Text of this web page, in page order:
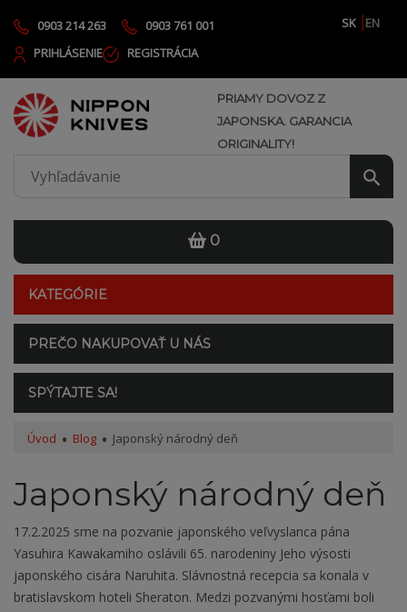
0903 214 263 0903 761 001 SK
EN
PRIHLÁSENIE
REGISTRÁCIA
PRIAMY DOVOZ Z
JAPONSKA. GARANCIA
ORIGINALITY!
0
KATEGÓRIE
PREČO NAKUPOVAŤ U NÁS
SPÝTAJTE SA!
Úvod Blog Japonský národný deň
Japonský národný deň
17.2.2025 sme na pozvanie japonského veľvyslanca pána
Yasuhira Kawakamiho oslávili 65. narodeniny Jeho výsosti
japonského cisára Naruhita. Slávnostná recepcia sa konala v
bratislavskom hoteli Sheraton. Medzi pozvanými hosťami boli